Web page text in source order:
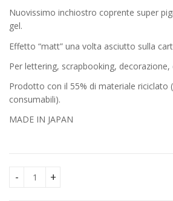
Nuovissimo inchiostro coprente super
gel.
Effetto “matt” una volta asciutto sulla
Per lettering, scrapbooking, decorazione,
Prodotto con il 55% di materiale riciclato
consumabili).
MADE IN JAPAN
MATTEHOP GIALLO quantity